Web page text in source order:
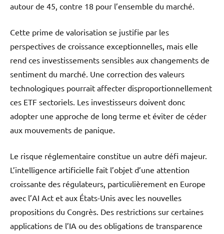
autour de 45, contre 18 pour l’ensemble du marché.
Cette prime de valorisation se justifie par les
perspectives de croissance exceptionnelles, mais elle
rend ces investissements sensibles aux changements de
sentiment du marché. Une correction des valeurs
technologiques pourrait affecter disproportionnellement
ces ETF sectoriels. Les investisseurs doivent donc
adopter une approche de long terme et éviter de céder
aux mouvements de panique.
Le risque réglementaire constitue un autre défi majeur.
L’intelligence artificielle fait l’objet d’une attention
croissante des régulateurs, particulièrement en Europe
avec l’AI Act et aux États-Unis avec les nouvelles
propositions du Congrès. Des restrictions sur certaines
applications de l’IA ou des obligations de transparence